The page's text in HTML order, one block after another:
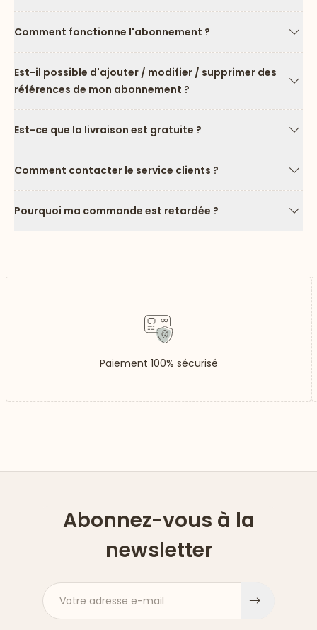
Comment fonctionne l'abonnement ?
Est-il possible d'ajouter / modifier / supprimer des
références de mon abonnement ?
Est-ce que la livraison est gratuite ?
Comment contacter le service clients ?
Pourquoi ma commande est retardée ?
Paiement 100% sécurisé
Abonnez-vous à la
newsletter
Votre adresse e-mail